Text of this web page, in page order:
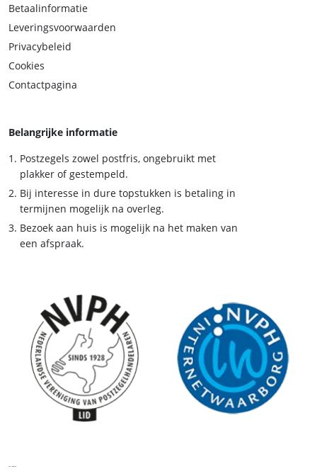
Betaalinformatie
Leveringsvoorwaarden
Privacybeleid
Cookies
Contactpagina
Belangrijke informatie
Postzegels zowel postfris, ongebruikt met
plakker of gestempeld.
Bij interesse in dure topstukken is betaling in
termijnen mogelijk na overleg.
Bezoek aan huis is mogelijk na het maken van
een afspraak.